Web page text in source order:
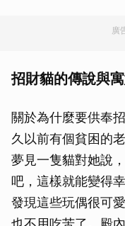
廣
招財貓的傳說與
關於為什麼要供奉
久以前有個貧困的
夢見一隻貓對她說
吧，這樣就能變得
發現這些玩偶很可